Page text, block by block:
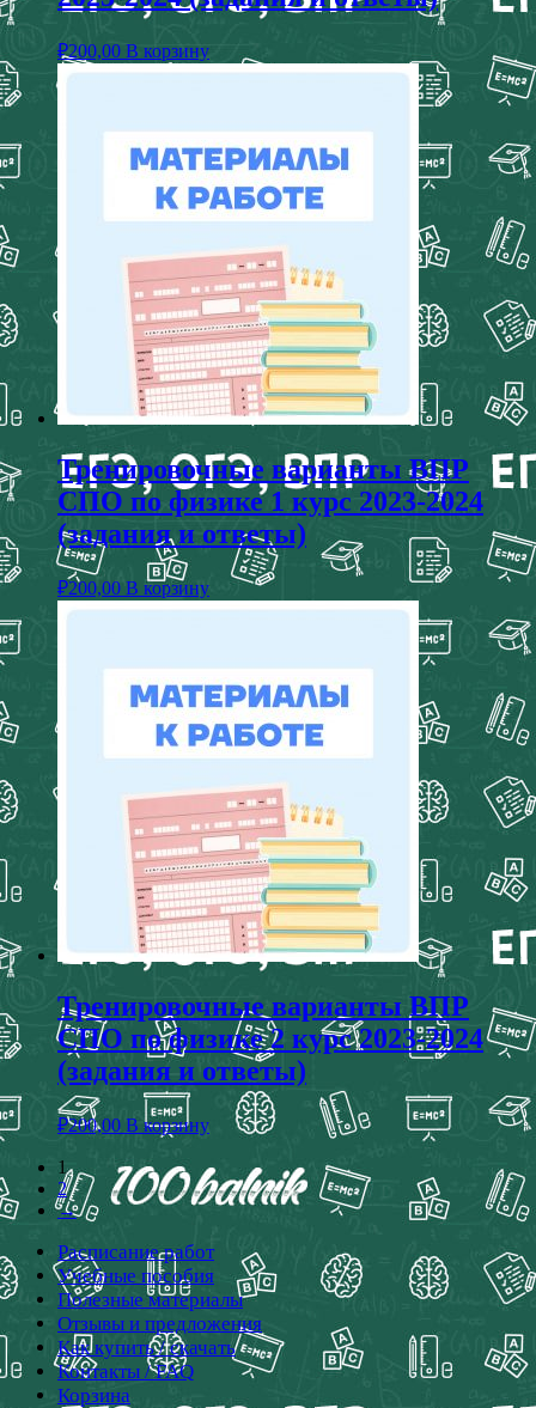
₽200,00 В корзину
Тренировочные варианты ВПР
СПО по физике 1 курс 2023-2024
(задания и ответы)
₽200,00 В корзину
Тренировочные варианты ВПР
СПО по физике 2 курс 2023-2024
(задания и ответы)
₽200,00 В корзину
1
2
→
Расписание работ
Учебные пособия
Полезные материалы
Отзывы и предложения
Как купить / скачать
Контакты / FAQ
Корзина